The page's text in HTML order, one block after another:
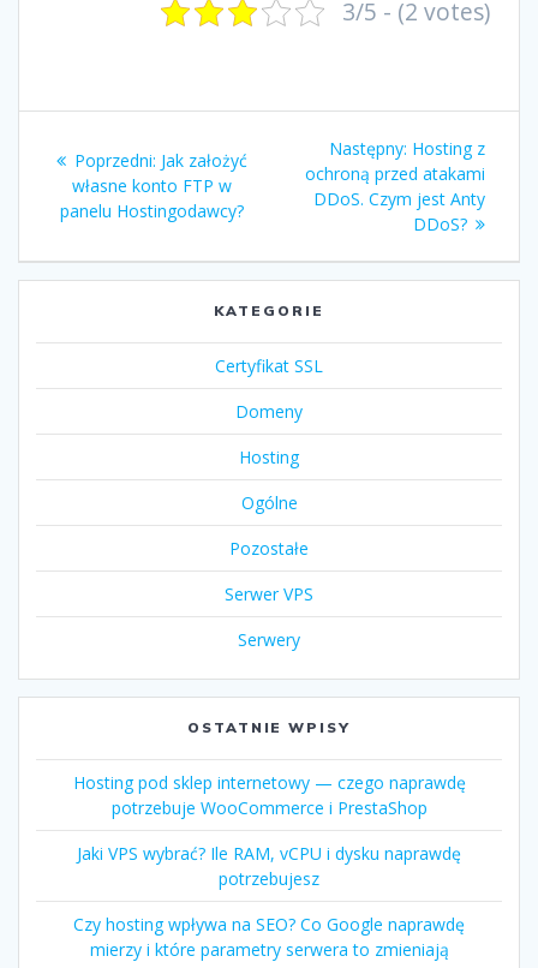
3/5 - (2 votes)
wpisu
Poprzedni: Poprzedni
wpis:
Jak założyć
własne konto FTP w
panelu Hostingodawcy?
Następny: Następny
wpis:
Hosting z
ochroną przed atakami
DDoS. Czym jest Anty
DDoS?
KATEGORIE
Certyfikat SSL
Domeny
Hosting
Ogólne
Pozostałe
Serwer VPS
Serwery
OSTATNIE WPISY
Hosting pod sklep internetowy — czego naprawdę
potrzebuje WooCommerce i PrestaShop
Jaki VPS wybrać? Ile RAM, vCPU i dysku naprawdę
potrzebujesz
Czy hosting wpływa na SEO? Co Google naprawdę
mierzy i które parametry serwera to zmieniają